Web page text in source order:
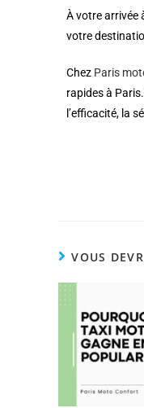
À votre arrivée
votre
Chez Paris
rapides à
l’efficacité, la
VOUS